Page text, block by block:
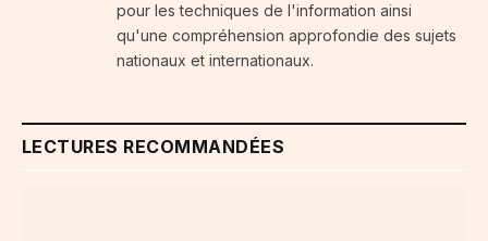
pour les techniques de l'information ainsi
qu'une compréhension approfondie des sujets
nationaux et internationaux.
LECTURES RECOMMANDÉES